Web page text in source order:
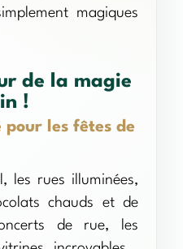
magiques
de la magie
!
les fêtes de
les rues illuminées,
chauds et de
de rue, les